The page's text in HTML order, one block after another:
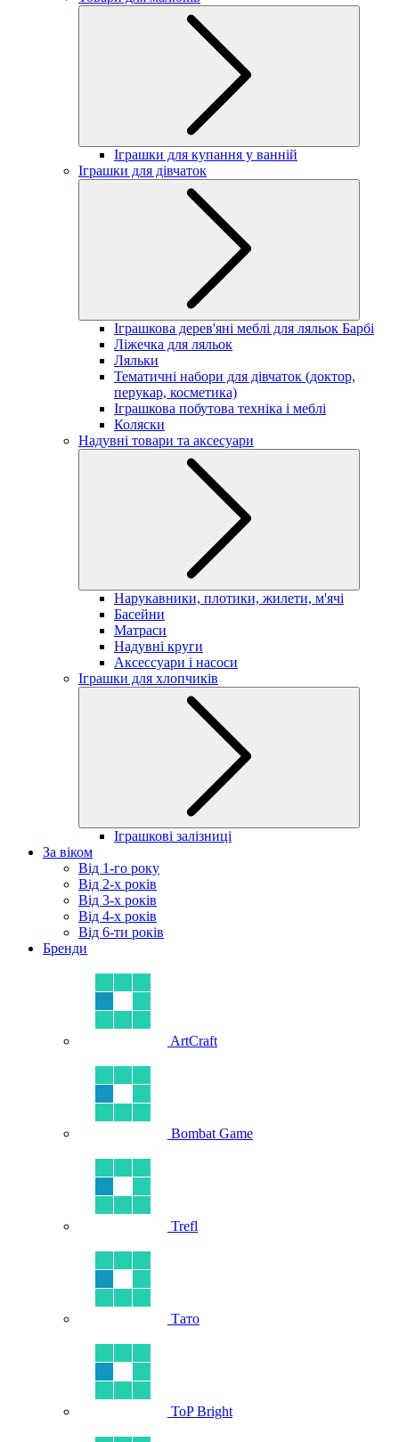
Іграшки для купання у ванній
Іграшки для дівчаток
Іграшкова дерев'яні меблі для ляльок Барбі
Ліжечка для ляльок
Ляльки
Тематичні набори для дівчаток (доктор,
перукар, косметика)
Іграшкова побутова техніка і меблі
Коляски
Надувні товари та аксесуари
Нарукавники, плотики, жилети, м'ячі
Басейни
Матраси
Надувні круги
Аксессуари і насоси
Іграшки для хлопчиків
Іграшкові залізниці
За віком
Від 1-го року
Від 2-х років
Від 3-х років
Від 4-х років
Від 6-ти років
Бренди
ArtCraft
Bombat Game
Trefl
Тато
ToP Bright